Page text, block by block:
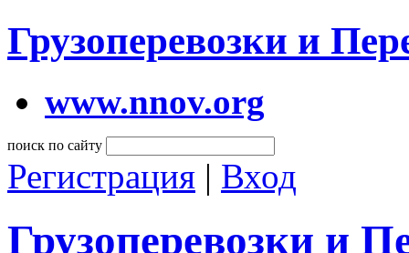
Грузоперевозки и
www.nnov.org
поиск по сайту
Регистрация | Вход
Грузоперевозки и